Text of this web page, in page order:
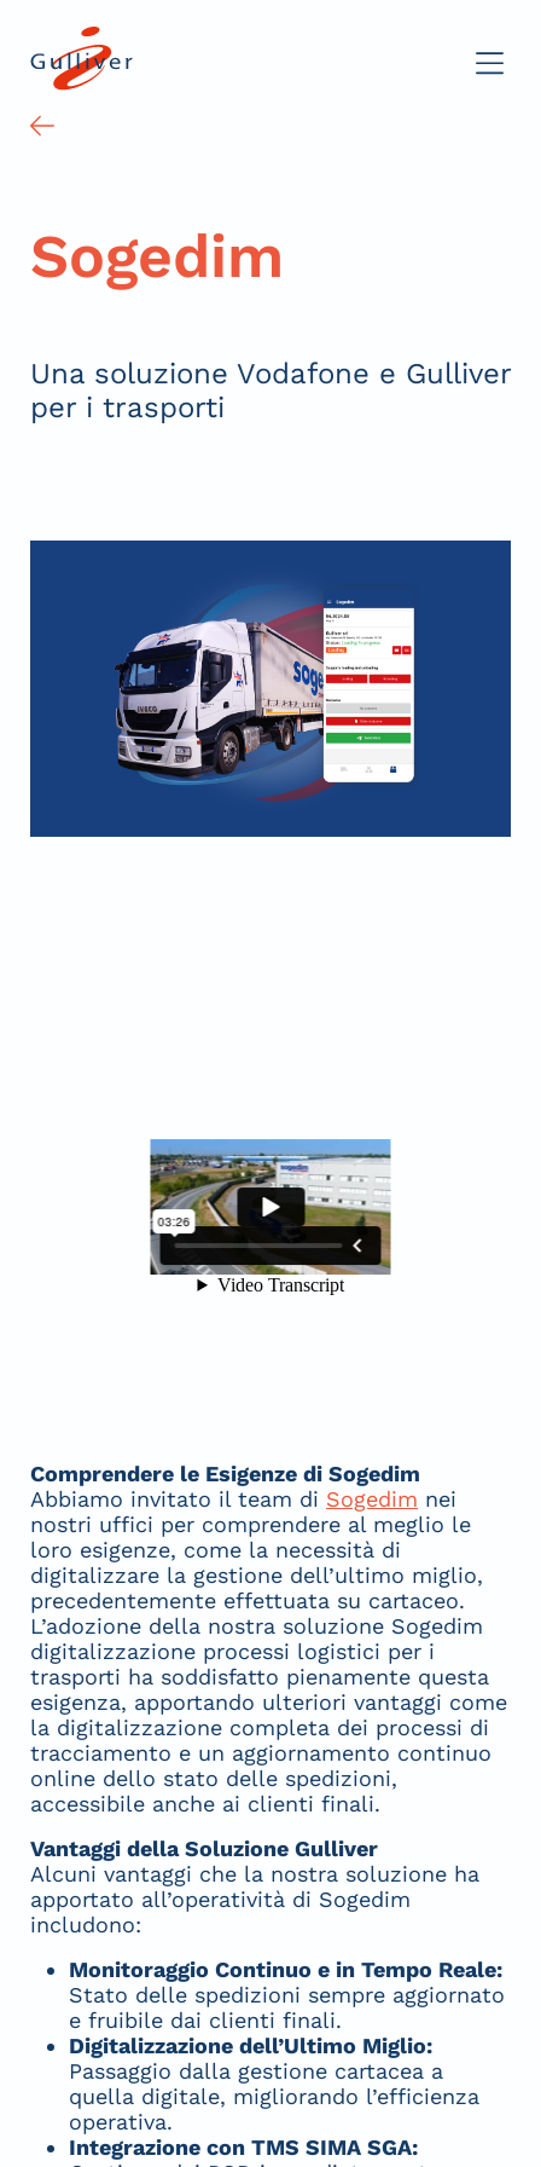
Sogedim
Una soluzione Vodafone e Gulliver
per i trasporti
Comprendere le Esigenze di Sogedim
Abbiamo invitato il team di Sogedim nei
nostri uffici per comprendere al meglio le
loro esigenze, come la necessità di
digitalizzare la gestione dell’ultimo miglio,
precedentemente effettuata su cartaceo.
L’adozione della nostra soluzione Sogedim
digitalizzazione processi logistici per i
trasporti ha soddisfatto pienamente questa
esigenza, apportando ulteriori vantaggi come
la digitalizzazione completa dei processi di
tracciamento e un aggiornamento continuo
online dello stato delle spedizioni,
accessibile anche ai clienti finali.
Vantaggi della Soluzione Gulliver
Alcuni vantaggi che la nostra soluzione ha
apportato all’operatività di Sogedim
includono:
Monitoraggio Continuo e in Tempo Reale:
Stato delle spedizioni sempre aggiornato
e fruibile dai clienti finali.
Digitalizzazione dell’Ultimo Miglio:
Passaggio dalla gestione cartacea a
quella digitale, migliorando l’efficienza
operativa.
Integrazione con TMS SIMA SGA: